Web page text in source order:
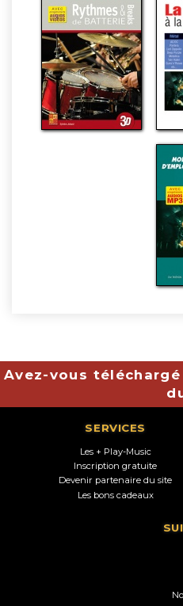
Avez-vous
SERVICES
Les + Play-Music
Inscription gratuite
Devenir partenaire du site
Les bons cadeaux